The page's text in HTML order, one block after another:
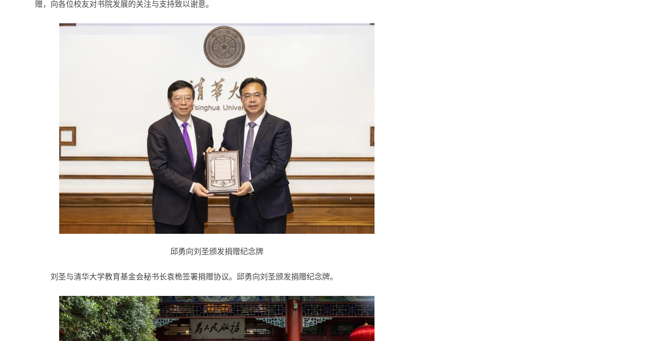
赠，向各位校友对书院发展的关注与支持致以谢意。
邱勇向刘圣颁发捐赠纪念牌
刘圣与清华大学教育基金会秘书长袁桅签署捐赠协议。邱勇向刘圣颁发捐赠纪念牌。